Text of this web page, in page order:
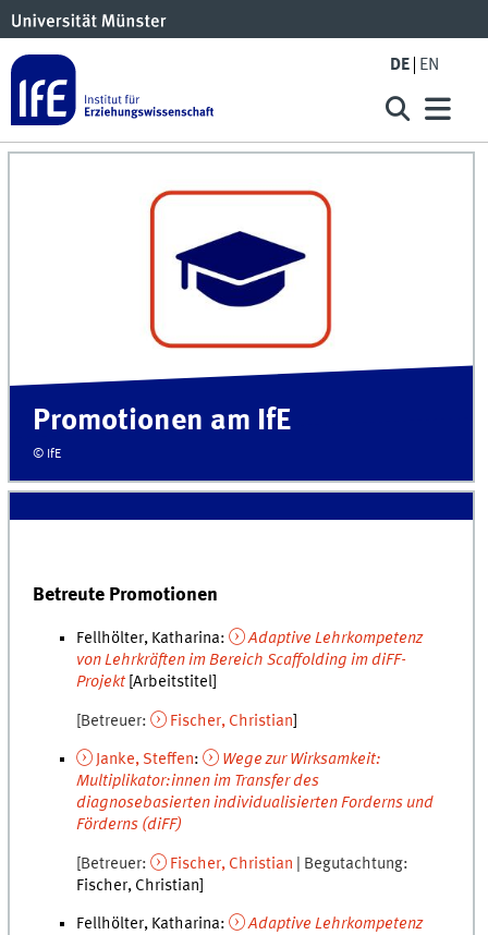
DE EN
Promotionen am IfE
© IfE
Betreute Promotionen
Fellhölter, Katharina:
Adaptive Lehrkompetenz
von Lehrkräften im Bereich Scaffolding im diFF-
Projekt [Arbeitstitel]
Betreuer Fischer, Christian
Janke, Steffen:
Wege zur Wirksamkeit:
Multiplikator:innen im Transfer des
diagnosebasierten individualisierten Forderns und
Förderns (diFF)
Betreuer Fischer, Christian
Begutachtung
Fischer, Christian
Fellhölter, Katharina:
Adaptive Lehrkompetenz